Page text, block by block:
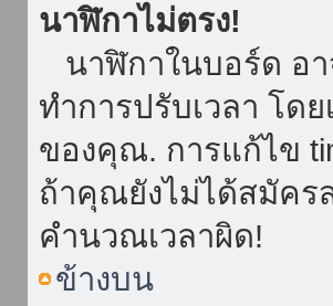
นาฬิกาไม่ตรง!
นาฬิกาในบอร์ด อ
ทำการปรับเวลา โด
ของคุณ. การแก้ไข
ถ้าคุณยังไม่ได้สมัค
คำนวณเวลาผิด!
ข้างบน